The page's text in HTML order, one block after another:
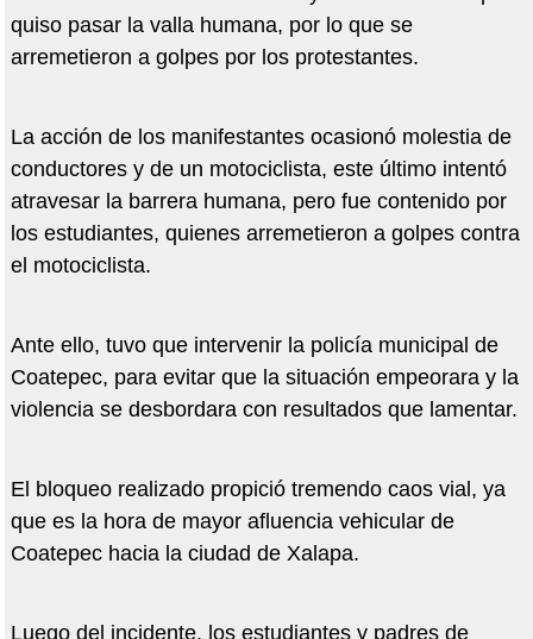
quiso pasar la valla humana, por lo que se
arremetieron a golpes por los protestantes.
La acción de los manifestantes ocasionó molestia de
conductores y de un motociclista, este último intentó
atravesar la barrera humana, pero fue contenido por
los estudiantes, quienes arremetieron a golpes contra
el motociclista.
Ante ello, tuvo que intervenir la policía municipal de
Coatepec, para evitar que la situación empeorara y la
violencia se desbordara con resultados que lamentar.
El bloqueo realizado propició tremendo caos vial, ya
que es la hora de mayor afluencia vehicular de
Coatepec hacia la ciudad de Xalapa.
Luego del incidente, los estudiantes y padres de